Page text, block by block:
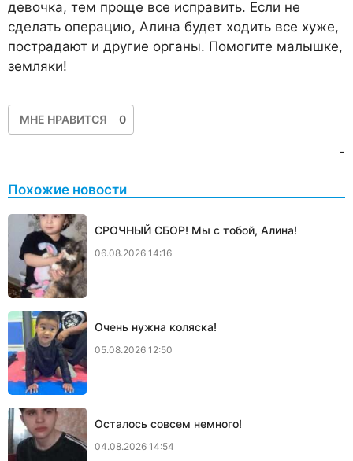
девочка, тем проще все исправить. Если не
сделать операцию, Алина будет ходить все хуже,
пострадают и другие органы. Помогите малышке,
земляки!
МНЕ НРАВИТСЯ 0
-
Похожие новости
СРОЧНЫЙ СБОР! Мы с тобой, Алина!
06.08.2026 14:16
Очень нужна коляска!
05.08.2026 12:50
Осталось совсем немного!
04.08.2026 14:54